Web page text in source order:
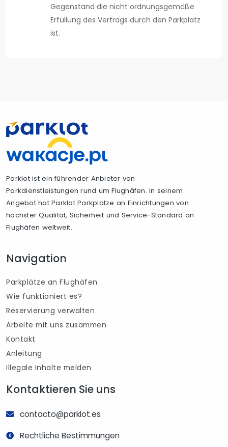
Gegenstand die nicht ordnungsgemäße
Erfüllung des Vertrags durch den Parkplatz
ist.
Parklot ist ein führender Anbieter von
Parkdienstleistungen rund um Flughäfen. In seinem
Angebot hat Parklot Parkplätze an Einrichtungen von
höchster Qualität, Sicherheit und Service-Standard an
Flughäfen weltweit.
Navigation
Parkplätze an Flughäfen
Wie funktioniert es?
Reservierung verwalten
Arbeite mit uns zusammen
Kontakt
Anleitung
Illegale Inhalte melden
Kontaktieren Sie uns
contacto@parklot.es
Rechtliche Bestimmungen